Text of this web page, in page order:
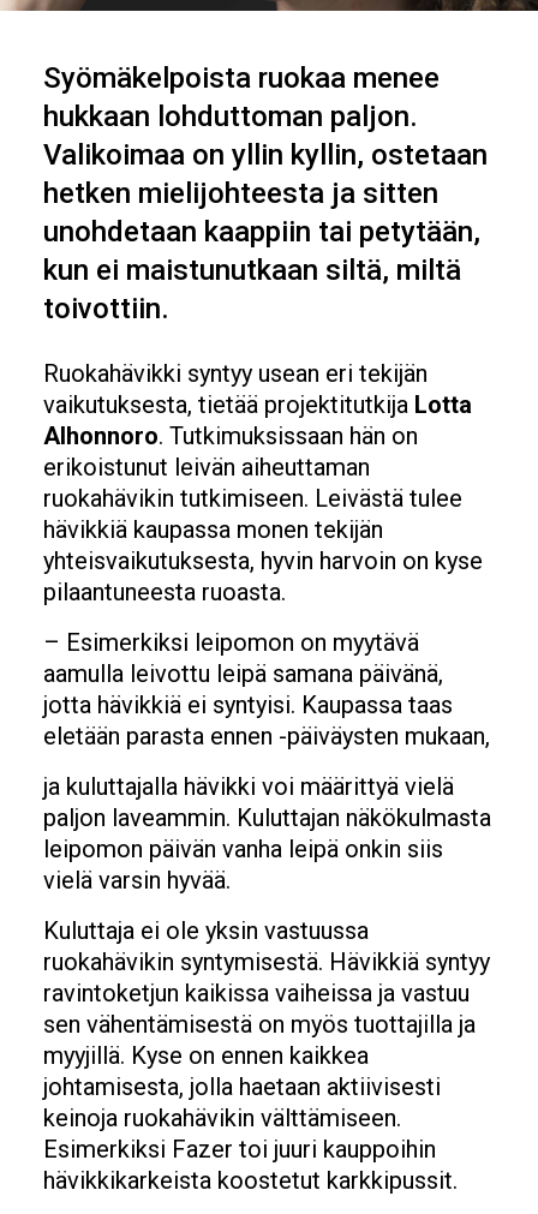
Syömäkelpoista ruokaa menee
hukkaan lohduttoman paljon.
Valikoimaa on yllin kyllin, ostetaan
hetken mielijohteesta ja sitten
unohdetaan kaappiin tai petytään,
kun ei maistunutkaan siltä, miltä
toivottiin.
Ruokahävikki syntyy usean eri tekijän
vaikutuksesta, tietää projektitutkija Lotta
Alhonnoro. Tutkimuksissaan hän on
erikoistunut leivän aiheuttaman
ruokahävikin tutkimiseen. Leivästä tulee
hävikkiä kaupassa monen tekijän
yhteisvaikutuksesta, hyvin harvoin on kyse
pilaantuneesta ruoasta.
– Esimerkiksi leipomon on myytävä
aamulla leivottu leipä samana päivänä,
jotta hävikkiä ei syntyisi. Kaupassa taas
eletään parasta ennen -päiväysten mukaan,
ja kuluttajalla hävikki voi määrittyä vielä
paljon laveammin. Kuluttajan näkökulmasta
leipomon päivän vanha leipä onkin siis
vielä varsin hyvää.
Kuluttaja ei ole yksin vastuussa
ruokahävikin syntymisestä. Hävikkiä syntyy
ravintoketjun kaikissa vaiheissa ja vastuu
sen vähentämisestä on myös tuottajilla ja
myyjillä. Kyse on ennen kaikkea
johtamisesta, jolla haetaan aktiivisesti
keinoja ruokahävikin välttämiseen.
Esimerkiksi Fazer toi juuri kauppoihin
hävikkikarkeista koostetut karkkipussit.